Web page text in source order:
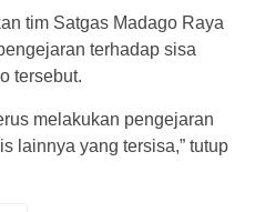
tim Satgas Madago Raya
terhadap sisa
tersebut.
melakukan pengejaran
lainnya yang tersisa,” tutup